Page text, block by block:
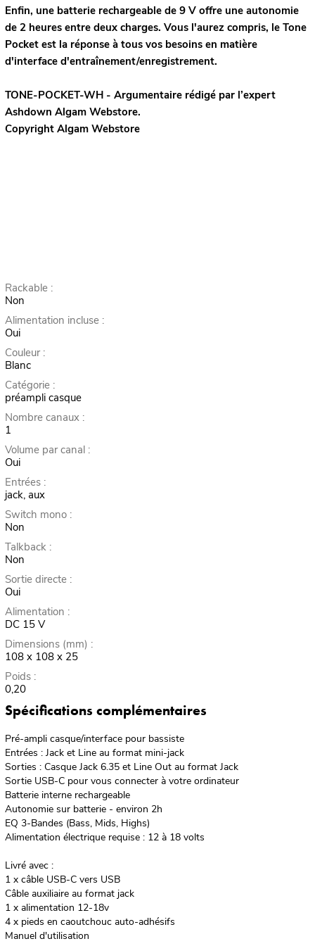
Enfin, une batterie rechargeable de 9 V offre une autonomie
de 2 heures entre deux charges. Vous l'aurez compris, le Tone
Pocket est la réponse à tous vos besoins en matière
d'interface d'entraînement/enregistrement.
TONE-POCKET-WH - Argumentaire rédigé par l’expert
Ashdown Algam Webstore.
Copyright Algam Webstore
Rackable :
Non
Alimentation incluse :
Oui
Couleur :
Blanc
Catégorie :
préampli casque
Nombre canaux :
1
Volume par canal :
Oui
Entrées :
jack, aux
Switch mono :
Non
Talkback :
Non
Sortie directe :
Oui
Alimentation :
DC 15 V
Dimensions (mm) :
108 x 108 x 25
Poids :
0,20
Spécifications complémentaires
Pré-ampli casque/interface pour bassiste
Entrées : Jack et Line au format mini-jack
Sorties : Casque Jack 6.35 et Line Out au format Jack
Sortie USB-C pour vous connecter à votre ordinateur
Batterie interne rechargeable
Autonomie sur batterie - environ 2h
EQ 3-Bandes (Bass, Mids, Highs)
Alimentation électrique requise : 12 à 18 volts
Livré avec :
1 x câble USB-C vers USB
Câble auxiliaire au format jack
1 x alimentation 12-18v
4 x pieds en caoutchouc auto-adhésifs
Manuel d'utilisation